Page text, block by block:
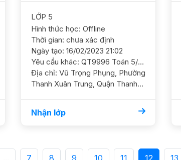
LỚP 5
Hình thức học: Offline
Thời gian: chưa xác định
Ngày tạo: 16/02/2023 21:02
Yêu cầu khác: QT9996 Toán 5/ HS nữ/TH Thanh Xuân Trung HL Khá Cần GS ôn luyện chắc kiến thức và luyện đề ĐC Vũ Trọng Phụng, Thanh Xuân YC GS nữ. Học phí 150 - 170k /2h
Địa chỉ: Vũ Trọng Phụng, Phường
Thanh Xuân Trung, Quận Thanh
Nhận lớp
... 7 8 9 10 11 12 13